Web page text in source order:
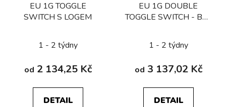
EU 1G TOGGLE
SWITCH S LOGEM
1 - 2 týdny
od 2 134,25 Kč
DETAIL
EU 1G DOUBLE
TOGGLE SWITCH - BEZ
1 - 2 týdny
od 3 137,02 Kč
DETAIL